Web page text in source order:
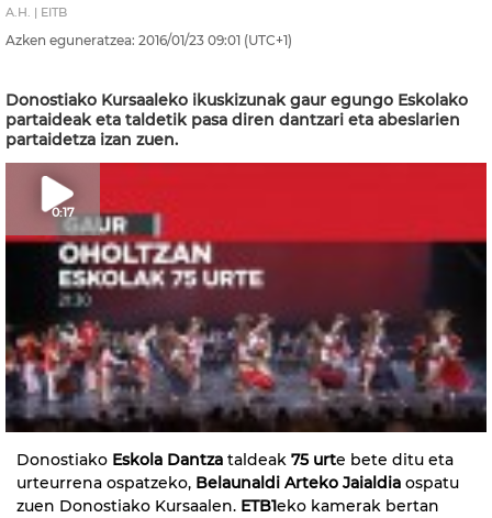
A.H. | EITB
Azken eguneratzea: 2016/01/23 09:01 (UTC+1)
Donostiako Kursaaleko ikuskizunak gaur egungo Eskolako
partaideak eta taldetik pasa diren dantzari eta abeslarien
partaidetza izan zuen.
0:17
Donostiako Eskola Dantza taldeak 75 urte bete ditu eta
urteurrena ospatzeko, Belaunaldi Arteko Jaialdia ospatu
zuen Donostiako Kursaalen. ETB1eko kamerak bertan